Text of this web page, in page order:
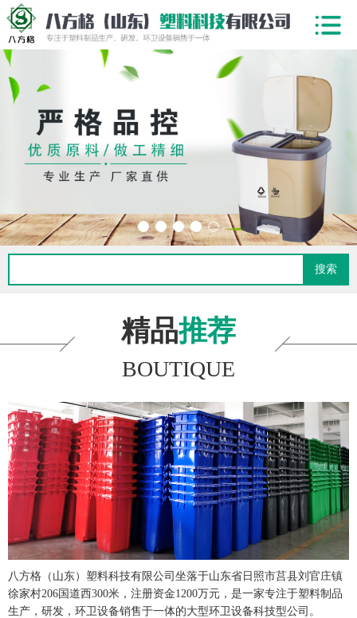
搜索
精品推荐
BOUTIQUE
八方格（山东）塑料科技有限公司坐落于山东省日照市莒县刘官庄镇
徐家村206国道西300米，注册资金1200万元，是一家专注于塑料制品
生产，研发，环卫设备销售于一体的大型环卫设备科技型公司。